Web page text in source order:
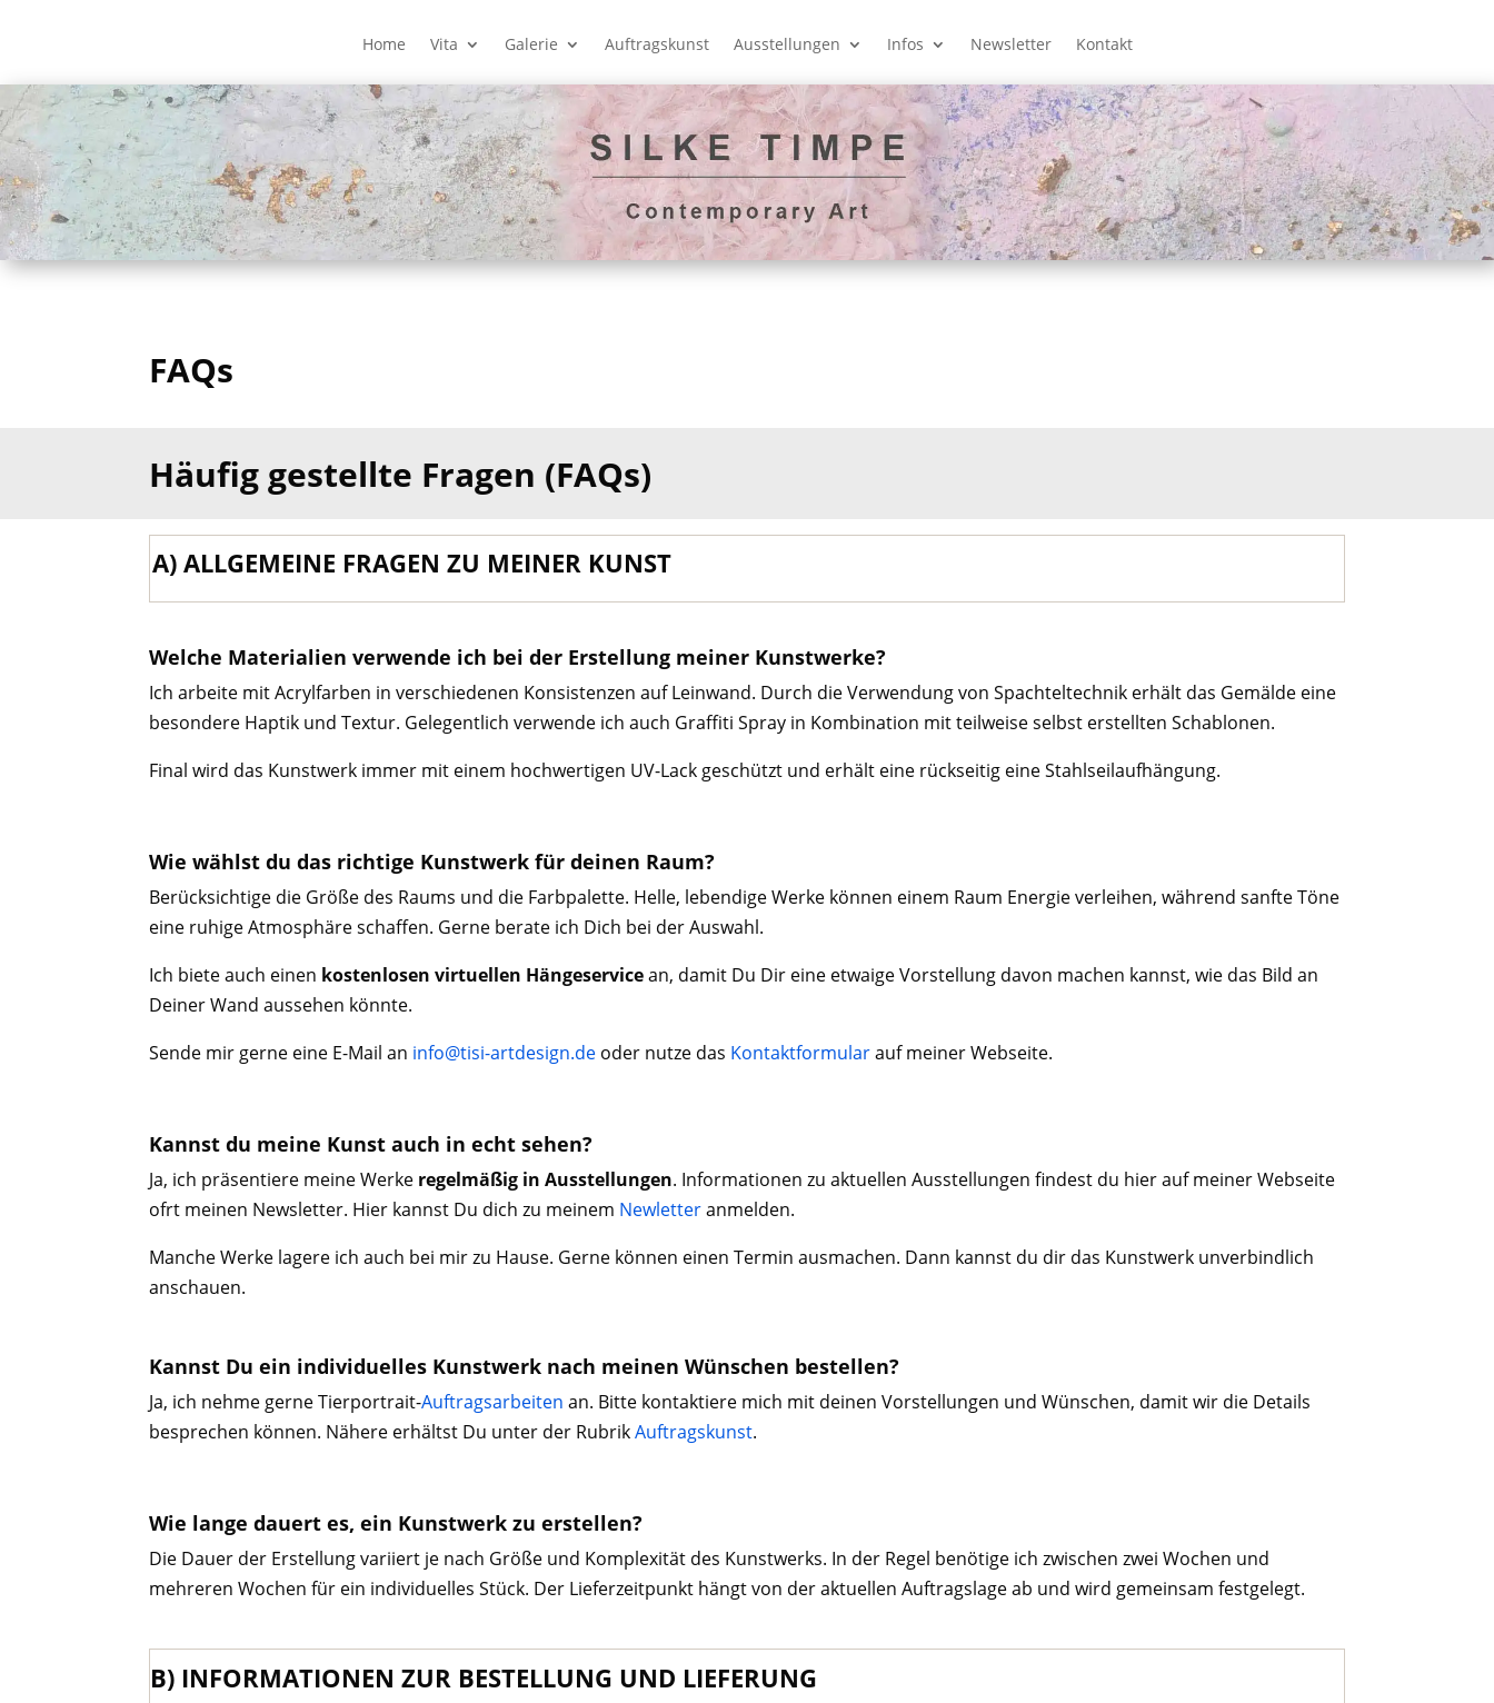
Home Vita Galerie Auftragskunst Ausstellungen Infos Newsletter Kontakt
FAQs
Häufig gestellte Fragen (FAQs)
A) ALLGEMEINE FRAGEN ZU MEINER KUNST
Welche Materialien verwende ich bei der Erstellung meiner Kunstwerke?
Ich arbeite mit Acrylfarben in verschiedenen Konsistenzen auf Leinwand. Durch die Verwendung von Spachteltechnik erhält das Gemälde eine
besondere Haptik und Textur. Gelegentlich verwende ich auch Graffiti Spray in Kombination mit teilweise selbst erstellten Schablonen.
Final wird das Kunstwerk immer mit einem hochwertigen UV-Lack geschützt und erhält eine rückseitig eine Stahlseilaufhängung.
Wie wählst du das richtige Kunstwerk für deinen Raum?
Berücksichtige die Größe des Raums und die Farbpalette. Helle, lebendige Werke können einem Raum Energie verleihen, während sanfte Töne
eine ruhige Atmosphäre schaffen. Gerne berate ich Dich bei der Auswahl.
Ich biete auch einen kostenlosen virtuellen Hängeservicean, damit Du Dir eine etwaige Vorstellung davon machen kannst, wie das Bild an
Deiner Wand aussehen könnte.
Sende mir gerne eine E-Mail an info@tisi-artdesign.de oder nutze das Kontaktformularauf meiner Webseite.
Kannst du meine Kunst auch in echt sehen?
Ja, ich präsentiere meine Werke regelmäßig in Ausstellungen. Informationen zu aktuellen Ausstellungen findest du hier auf meiner Webseite
ofrt meinen Newsletter. Hier kannst Du dich zu meinem Newletteranmelden.
Manche Werke lagere ich auch bei mir zu Hause. Gerne können einen Termin ausmachen. Dann kannst du dir das Kunstwerk unverbindlich
anschauen.
Kannst Du ein individuelles Kunstwerk nach meinen Wünschen bestellen?
Ja, ich nehme gerne Tierportrait-Auftragsarbeiten an. Bitte kontaktiere mich mit deinen Vorstellungen und Wünschen, damit wir die Details
besprechen können. Nähere erhältst Du unter der RubrikAuftragskunst.
Wie lange dauert es, ein Kunstwerk zu erstellen?
Die Dauer der Erstellung variiert je nach Größe und Komplexität des Kunstwerks. In der Regel benötige ich zwischen zwei Wochen und
mehreren Wochen für ein individuelles Stück. Der Lieferzeitpunkt hängt von der aktuellen Auftragslage ab und wird gemeinsam festgelegt.
B) INFORMATIONEN ZUR BESTELLUNG UND LIEFERUNG